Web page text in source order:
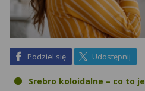
Podziel sięna FacebookUdostępnij
Srebro koloidalne – co to
Więcej informacji na temat
zewnętrznych w naszym
Serwisu.